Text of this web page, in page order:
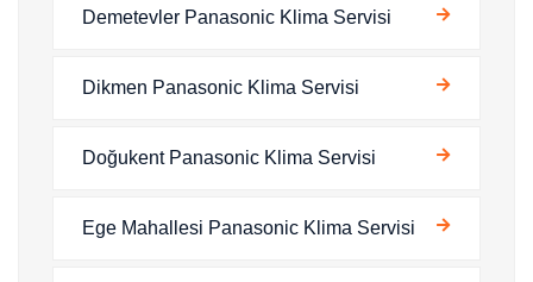
Demetevler Panasonic Klima Servisi
Dikmen Panasonic Klima Servisi
Doğukent Panasonic Klima Servisi
Ege Mahallesi Panasonic Klima Servisi